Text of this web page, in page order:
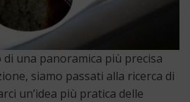
una panoramica più precisa
siamo passati alla ricerca di
un’idea più pratica delle